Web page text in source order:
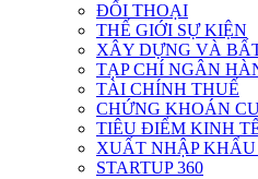
ĐỐI THOẠI
THẾ GIỚI SỰ KIỆN
XÂY DỰNG VÀ
TẠP CHÍ NGÂN
TÀI CHÍNH THUẾ
CHỨNG KHOÁN
TIÊU ĐIỂM KINH
XUẤT NHẬP
STARTUP 360